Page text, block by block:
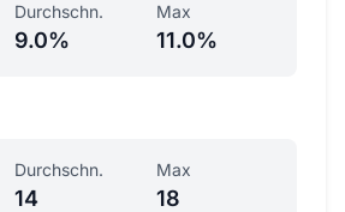
Durchschn.
9.0%
Max
11.0%
Durchschn.
14
Max
18